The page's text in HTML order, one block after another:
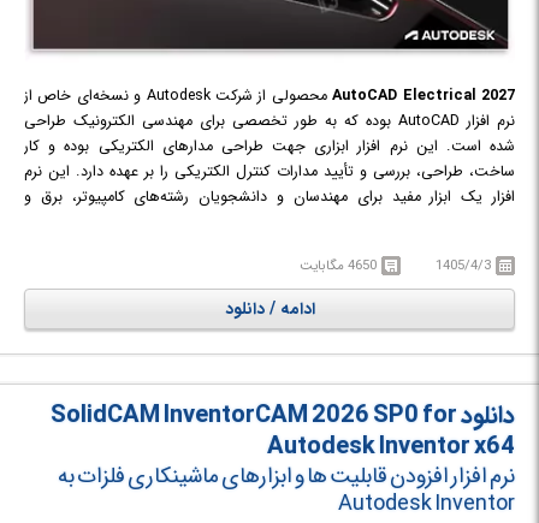
AutoCAD Electrical 2027
محصولی از شرکت Autodesk و نسخه‌ای خاص از
نرم افزار AutoCAD بوده که به طور تخصصی برای مهندسی الکترونیک طراحی
شده است. این نرم افزار ابزاری جهت طراحی مدارهای الکتریکی بوده و کار
ساخت، طراحی، بررسی و تأیید مدارات کنترل الکتریکی را بر عهده دارد. این نرم
افزار یک ابزار مفید برای مهندسان و دانشجویان رشته‌های کامپیوتر، برق و
مدارها و غیره است.
1405/4/3 4650 مگابایت
ادامه / دانلود
دانلود SolidCAM InventorCAM 2026 SP0 for
Autodesk Inventor x64
نرم افزار افزودن قابلیت ها و ابزارهای ماشینکاری فلزات به
Autodesk Inventor